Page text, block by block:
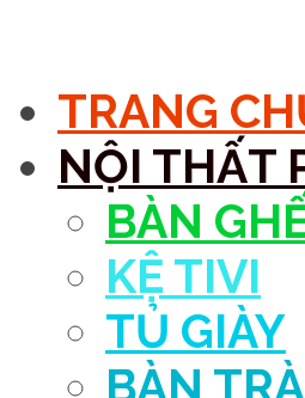
TRANG
NỘI THẤT
BÀN
KỆ TIVI
TỦ GIÀY
BÀN TRÀ